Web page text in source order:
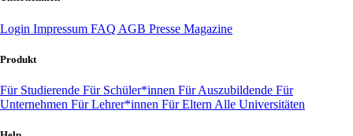
Login Impressum FAQ AGB Presse Magazine
Produkt
Für Studierende Für Schüler*innen Für Auszubildende Für
Unternehmen Für Lehrer*innen Für Eltern Alle Universitäten